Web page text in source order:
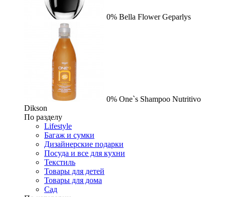
0% Bella Flower Geparlys
0% One`s Shampoo Nutritivo
Dikson
По разделу
Lifestyle
Багаж и сумки
Дизайнерские подарки
Посуда и все для кухни
Текстиль
Товары для детей
Товары для дома
Сад